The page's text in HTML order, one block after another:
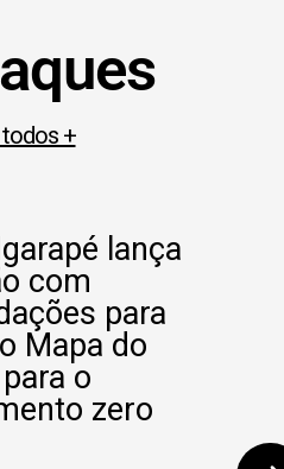
+
lança
com
para
Mapa do
o
zero